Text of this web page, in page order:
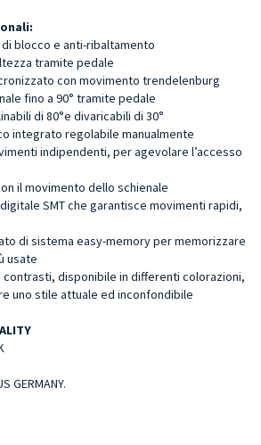
blocco e anti-ribaltamento
tramite pedale
con movimento trendelenburg
fino a 90° tramite pedale
di 80°e divaricabili di 30°
integrato regolabile manualmente
indipendenti, per agevolare l’accesso
il movimento dello schienale
SMT che garantisce movimenti rapidi,
di sistema easy-memory per memorizzare
usate
contrasti, disponibile in differenti colorazioni,
uno stile attuale ed inconfondibile
GERMANY.